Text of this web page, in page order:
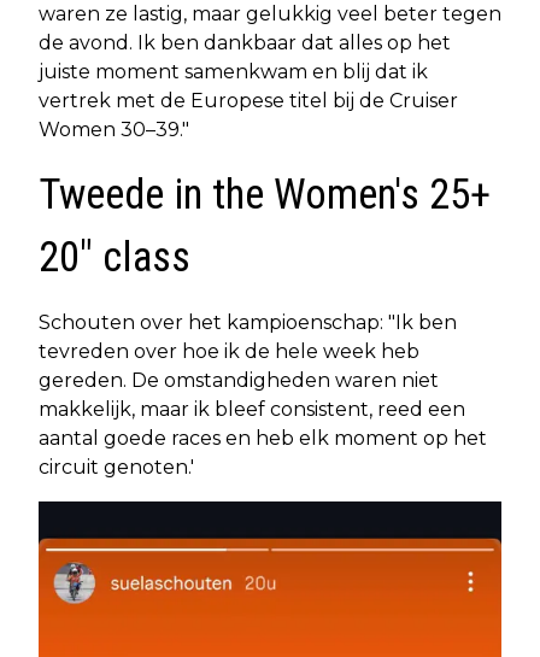
waren ze lastig, maar gelukkig veel beter tegen
de avond. Ik ben dankbaar dat alles op het
juiste moment samenkwam en blij dat ik
vertrek met de Europese titel bij de Cruiser
Women 30–39."
Tweede in the Women's 25+
20" class
Schouten over het kampioenschap: "Ik ben
tevreden over hoe ik de hele week heb
gereden. De omstandigheden waren niet
makkelijk, maar ik bleef consistent, reed een
aantal goede races en heb elk moment op het
circuit genoten.'